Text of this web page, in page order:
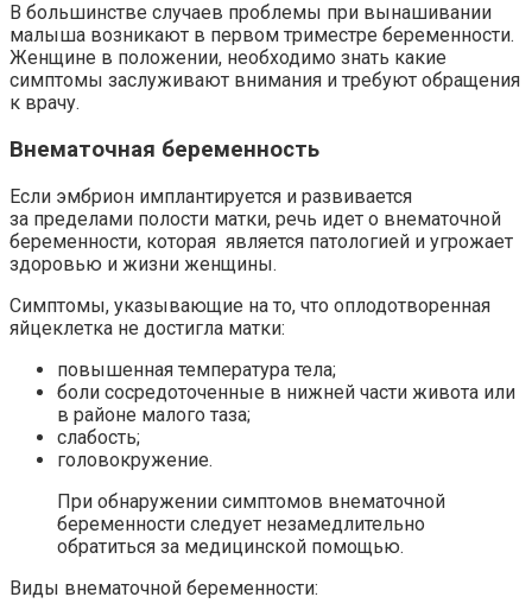
В большинстве случаев проблемы при вынашивании
малыша возникают в первом триместре беременности.
Женщине в положении, необходимо знать какие
симптомы заслуживают внимания и требуют обращения
к врачу.
Внематочная беременность
Если эмбрион имплантируется и развивается
за пределами полости матки, речь идет о внематочной
беременности, которая является патологией и угрожает
здоровью и жизни женщины.
Симптомы, указывающие на то, что оплодотворенная
яйцеклетка не достигла матки:
повышенная температура тела;
боли сосредоточенные в нижней части живота или
в районе малого таза;
слабость;
головокружение.
При обнаружении симптомов внематочной
беременности следует незамедлительно
обратиться за медицинской помощью.
Виды внематочной беременности: